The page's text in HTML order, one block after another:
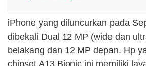
iPhone yang diluncurkan pada
dibekali Dual 12 MP (wide dan
belakang dan 12 MP depan. Hp